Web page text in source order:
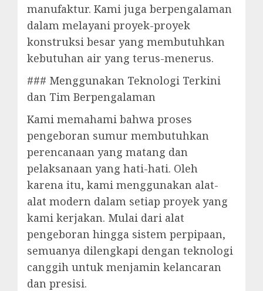
manufaktur. Kami juga berpengalaman
dalam melayani proyek-proyek
konstruksi besar yang membutuhkan
kebutuhan air yang terus-menerus.
### Menggunakan Teknologi Terkini
dan Tim Berpengalaman
Kami memahami bahwa proses
pengeboran sumur membutuhkan
perencanaan yang matang dan
pelaksanaan yang hati-hati. Oleh
karena itu, kami menggunakan alat-
alat modern dalam setiap proyek yang
kami kerjakan. Mulai dari alat
pengeboran hingga sistem perpipaan,
semuanya dilengkapi dengan teknologi
canggih untuk menjamin kelancaran
dan presisi.